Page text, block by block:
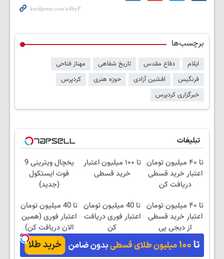
برچسب‌ها
ایلام دفاع مقدس تاریخ شفاهی
مهناز فتاحی
فرنگیس
افشین آزادی حوزه هنری
کردپرس
خبرگزاری کردپرس
تبلیغات
تا ۴۰ میلیون تومان
اعتبار خرید قسطی
دریافت کن
تا ۱۰۰ میلیون اعتبار
خرید قسطی
یخچال ویترینی 9
فوت ایستکول
(جدید)
تا ۴۰ میلیون تومان
اعتبار خرید قسطی
از دیجی پی
تا 40 میلیون تومان
اعتبار فوری دریافت
کن
تا 40 میلیون تومان
اعتبار فوری (همین
الان دریافت کن)